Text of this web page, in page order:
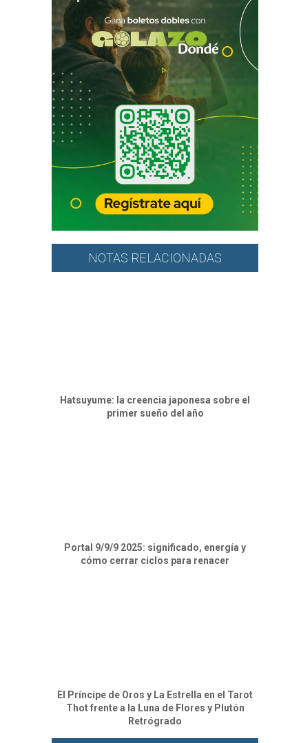
NOTAS RELACIONADAS
Hatsuyume: la creencia japonesa sobre el
primer sueño del año
Portal 9/9/9 2025: significado, energía y
cómo cerrar ciclos para renacer
El Príncipe de Oros y La Estrella en el Tarot
Thot frente a la Luna de Flores y Plutón
Retrógrado